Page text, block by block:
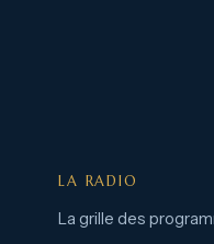
LA RADIO
La grille des